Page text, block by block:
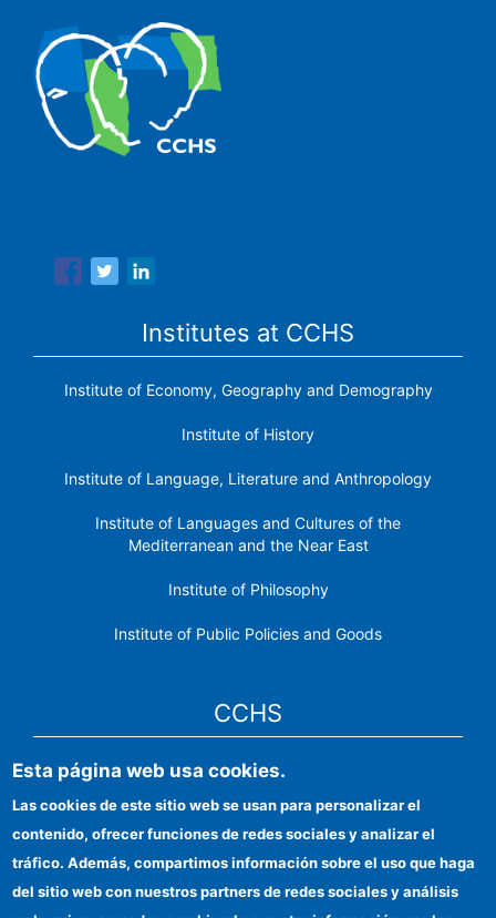
Institutes at CCHS
Institute of Economy, Geography and Demography
Institute of History
Institute of Language, Literature and Anthropology
Institute of Languages ​​and Cultures of the
Mediterranean and the Near East
Institute of Philosophy
Institute of Public Policies and Goods
CCHS
CSIC Electronic Office
Institutional identity
Information for providers
FEDER funds
Esta página web usa cookies.
Las cookies de este sitio web se usan para personalizar el
contenido, ofrecer funciones de redes sociales y analizar el
tráfico. Además, compartimos información sobre el uso que haga
del sitio web con nuestros partners de redes sociales y análisis